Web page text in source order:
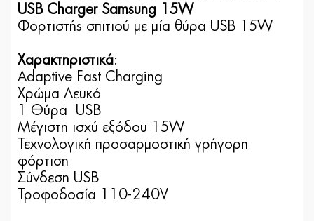
USB Charger Samsung 15W
Φορτιστής σπιτιού με μία θύρα USB 15W
Χαρακτηριστικά:
Adaptive Fast Charging
Χρώμα Λευκό
1 Θύρα USB
Μέγιστη ισχύ εξόδου 15W
Τεχνολογική προσαρμοστική γρήγορη
φόρτιση
Σύνδεση USB
Τροφοδοσία 110-240V